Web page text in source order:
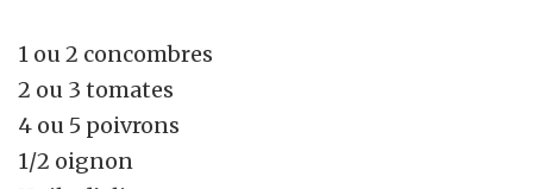
1 ou 2 concombres
2 ou 3 tomates
4 ou 5 poivrons
1/2 oignon